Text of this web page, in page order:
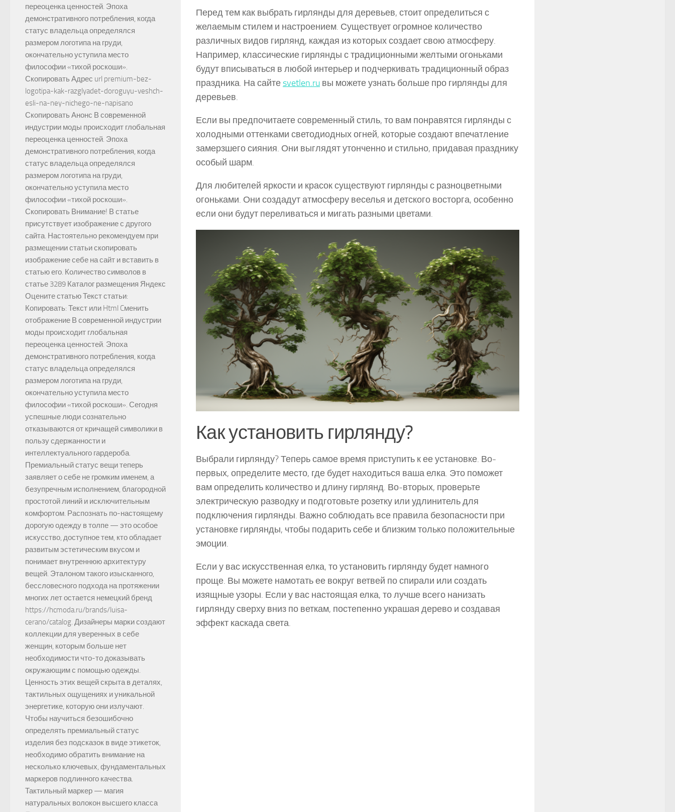
Перед тем как выбрать гирлянды для деревьев, стоит определиться с
желаемым стилем и настроением. Существует огромное количество
различных видов гирлянд, каждая из которых создает свою атмосферу.
Например, классические гирлянды с традиционными желтыми огоньками
будут вписываться в любой интерьер и подчеркивать традиционный образ
праздника. На сайтеsvetlen.ru вы можете узнать больше про гирлянды для
деревьев.
Если вы предпочитаете современный стиль, то вам понравятся гирлянды с
холодными оттенками светодиодных огней, которые создают впечатление
замерзшего сияния. Они выглядят утонченно и стильно, придавая празднику
особый шарм.
Для любителей яркости и красок существуют гирлянды с разноцветными
огоньками. Они создадут атмосферу веселья и детского восторга, особенно
если они будут переливаться и мигать разными цветами.
Как установить гирлянду?
Выбрали гирлянду? Теперь самое время приступить к ее установке. Во-
первых, определите место, где будет находиться ваша елка. Это поможет
вам определить количество и длину гирлянд. Во-вторых, проверьте
электрическую разводку и подготовьте розетку или удлинитель для
подключения гирлянды. Важно соблюдать все правила безопасности при
установке гирлянды, чтобы подарить себе и близким только положительные
эмоции.
Если у вас искусственная елка, то установить гирлянду будет намного
проще. Вы можете намотать ее вокруг ветвей по спирали или создать
изящные узоры. Если у вас настоящая елка, то лучше всего нанизать
гирлянду сверху вниз по веткам, постепенно украшая дерево и создавая
эффект каскада света.
переоценка ценностей. Эпоха
демонстративного потребления, когда
статус владельца определялся
размером логотипа на груди,
окончательно уступила место
философии «тихой роскоши».
Скопировать Адрес url premium-bez-
logotipa-kak-razglyadet-doroguyu-veshch-
esli-na-ney-nichego-ne-napisano
Скопировать Анонс В современной
индустрии моды происходит глобальная
переоценка ценностей. Эпоха
демонстративного потребления, когда
статус владельца определялся
размером логотипа на груди,
окончательно уступила место
философии «тихой роскоши».
Скопировать Внимание! В статье
присутствует изображение с другого
сайта. Настоятельно рекомендуем при
размещении статьи скопировать
изображение себе на сайт и вставить в
статью его. Количество символов в
статье 3289 Каталог размещения Яндекс
Оцените статью Текст статьи:
Копировать: Текст или Html Cменить
отображение В современной индустрии
моды происходит глобальная
переоценка ценностей. Эпоха
демонстративного потребления, когда
статус владельца определялся
размером логотипа на груди,
окончательно уступила место
философии «тихой роскоши». Сегодня
успешные люди сознательно
отказываются от кричащей символики в
пользу сдержанности и
интеллектуального гардероба.
Премиальный статус вещи теперь
заявляет о себе не громким именем, а
безупречным исполнением, благородной
простотой линий и исключительным
комфортом. Распознать по-настоящему
дорогую одежду в толпе — это особое
искусство, доступное тем, кто обладает
развитым эстетическим вкусом и
понимает внутреннюю архитектуру
вещей. Эталоном такого изысканного,
бессловесного подхода на протяжении
многих лет остается немецкий бренд
https://hcmoda.ru/brands/luisa-
cerano/catalog. Дизайнеры марки создают
коллекции для уверенных в себе
женщин, которым больше нет
необходимости что-то доказывать
окружающим с помощью одежды.
Ценность этих вещей скрыта в деталях,
тактильных ощущениях и уникальной
энергетике, которую они излучают.
Чтобы научиться безошибочно
определять премиальный статус
изделия без подсказок в виде этикеток,
необходимо обратить внимание на
несколько ключевых, фундаментальных
маркеров подлинного качества.
Тактильный маркер — магия
натуральных волокон высшего класса